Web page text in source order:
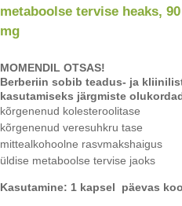
metaboolse tervise heaks,
mg
MOMENDIL OTSAS!
Berberiin sobib teadus- ja
kasutamiseks järgmiste
kõrgenenud kolesteroolitase
kõrgenenud veresuhkru tase
mittealkohoolne rasvmakshaigus
üldise metaboolse tervise jaoks
Kasutamine: 1 kapsel päevas